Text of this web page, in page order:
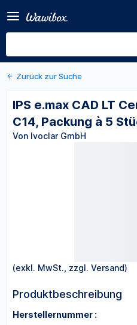
inLab, BL3, C14, Packung à 5
Stück
Von Ivoclar GmbH
Zurück zur Suche
IPS e.max CAD LT
C14, Packung à 5
Von Ivoclar GmbH
(exkl. MwSt., zzgl. Versand)
Produktbeschreibung
Herstellernummer :